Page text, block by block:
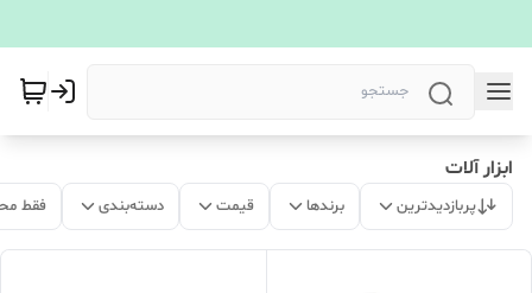
ابزار آلات
پربازدیدترین برندها قیمت دسته‌بندی فقط